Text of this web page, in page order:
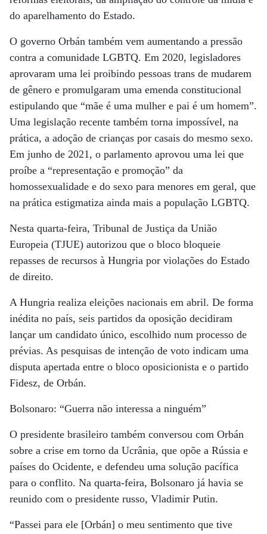
do aparelhamento do Estado.
O governo Orbán também vem aumentando a pressão
contra a comunidade LGBTQ. Em 2020, legisladores
aprovaram uma lei proibindo pessoas trans de mudarem
de gênero e promulgaram uma emenda constitucional
estipulando que “mãe é uma mulher e pai é um homem”.
Uma legislação recente também torna impossível, na
prática, a adoção de crianças por casais do mesmo sexo.
Em junho de 2021, o parlamento aprovou uma lei que
proíbe a “representação e promoção” da
homossexualidade e do sexo para menores em geral, que
na prática estigmatiza ainda mais a população LGBTQ.
Nesta quarta-feira, Tribunal de Justiça da União
Europeia (TJUE) autorizou que o bloco bloqueie
repasses de recursos à Hungria por violações do Estado
de direito.
A Hungria realiza eleições nacionais em abril. De forma
inédita no país, seis partidos da oposição decidiram
lançar um candidato único, escolhido num processo de
prévias. As pesquisas de intenção de voto indicam uma
disputa apertada entre o bloco oposicionista e o partido
Fidesz, de Orbán.
Bolsonaro: “Guerra não interessa a ninguém”
O presidente brasileiro também conversou com Orbán
sobre a crise em torno da Ucrânia, que opõe a Rússia e
países do Ocidente, e defendeu uma solução pacífica
para o conflito. Na quarta-feira, Bolsonaro já havia se
reunido com o presidente russo, Vladimir Putin.
“Passei para ele [Orbán] o meu sentimento que tive